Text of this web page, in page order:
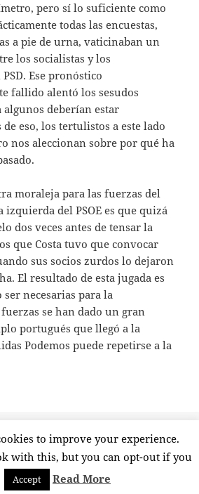
pero sí lo suficiente como
todas las encuestas,
a pie de urna, vaticinaban un
los socialistas y los
Ese pronóstico
fallido alentó los sesudos
deberían estar
eso, los tertulistos a este lado
nos aleccionan sobre por qué ha
moraleja para las fuerzas del
izquierda del PSOE es que quizá
dos veces antes de tensar la
que Costa tuvo que convocar
sus socios zurdos lo dejaron
El resultado de esta jugada es
ser necesarias para la
se han dado un gran
portugués que llegó a la
Podemos puede repetirse a la
2 comentariosen Lecciones portuguesas
to improve your experience.
with this, but you can opt-out if you
Accept Read More